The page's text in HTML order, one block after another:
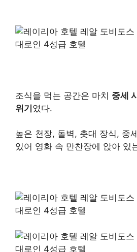
조식을 먹는 공간은 마치 중세
위기였다.
높은 천장, 돌벽, 촛대 장식, 중
있어 영화 속 만찬장에 앉아 있